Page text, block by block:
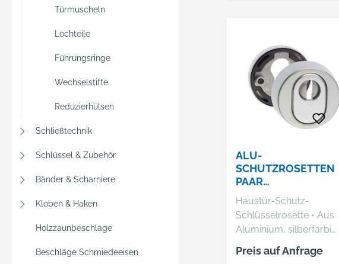
Türmuscheln
Lochteile
Führungsringe
Wechselstifte
Reduzierhülsen
Schließtechnik
Schlüssel & Zubehör
Bänder & Scharniere
Kloben & Haken
Holzzaunbeschläge
Beschläge Schmiedeeisen
ALU-
SCHUTZROSETTEN
PAAR
ZA,15MM,SCHACHT
ELPACK BIS
TS68MM 7256 F01
Haustür-Schutz-
Schlüsselrosette • Aus
Aluminium, silberfarbig,
eloxiert • Profilzylinder
gelocht, mit
Preis auf Anfrage